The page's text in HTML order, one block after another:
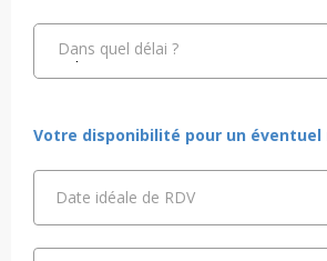
Dans quel délai ?
Votre disponibilité pour un éventuel
Date idéale de RDV